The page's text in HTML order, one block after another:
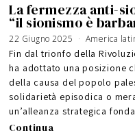
La fermezza anti-
“il sionismo è
22 Giugno 2025
M
a
g
o
2
0
2
America
Fin dal trionfo della
ha adottato una posizione
della causa del popolo
solidarietà episodica o
un’alleanza strategica
Continua